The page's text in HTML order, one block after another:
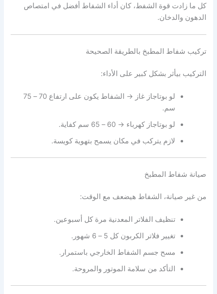
كل ما زادت قوة الشفط، كان أداء الشفاط أفضل في امتصاص
الدهون والدخان.
تركيب شفاط المطبخ بالطريقة الصحيحة
التركيب بيأثر بشكل كبير على الأداء:
لو بوتاجاز غاز → الشفاط يكون على ارتفاع 70 – 75
سم.
لو بوتاجاز كهرباء → 60 – 65 سم كفاية.
لازم يتركب في مكان يسمح بتهوية كويسة.
صيانة شفاط المطبخ
من غير صيانة، الشفاط هيضعف مع الوقت:
تنظيف الفلاتر المعدنية مرة كل أسبوعين.
تغيير فلاتر الكربون كل 5 – 6 شهور.
مسح جسم الشفاط الخارجي باستمرار.
التأكد من سلامة الموتور والمروحة.